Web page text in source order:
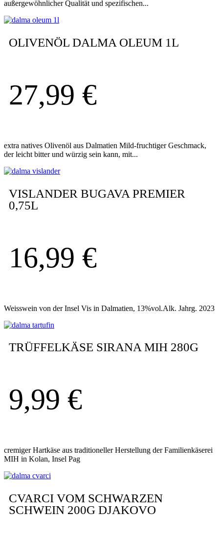
außergewöhnlicher Qualität und spezifischen...
OLIVENÖL DALMA OLEUM 1L
27,99 €
extra natives Olivenöl aus Dalmatien Mild-fruchtiger Geschmack,
der leicht bitter und würzig sein kann, mit...
VISLANDER BUGAVA PREMIER
0,75L
16,99 €
Weisswein von der Insel Vis in Dalmatien, 13%vol.Alk. Jahrg. 2023
TRÜFFELKÄSE SIRANA MIH 280G
9,99 €
cremiger Hartkäse aus traditioneller Herstellung der Familienkäserei
MIH in Kolan, Insel Pag
CVARCI VOM SCHWARZEN
SCHWEIN 200G DJAKOVO